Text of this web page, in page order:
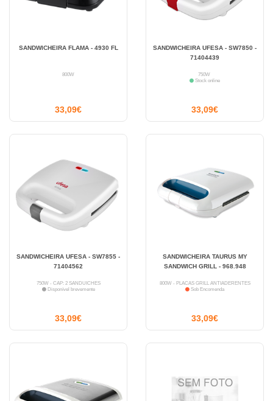
SANDWICHEIRA FLAMA - 4930 FL
800W
33,09€
SANDWICHEIRA UFESA - SW7850 -
71404439
750W
Stock online
33,09€
SANDWICHEIRA UFESA - SW7855 -
71404562
750W - CAP: 2 SANDUICHES
Disponível brevemente
33,09€
SANDWICHEIRA TAURUS MY
SANDWICH GRILL - 968.948
800W - PLACAS GRILL ANTIADERENTES
Sob Encomenda
33,09€